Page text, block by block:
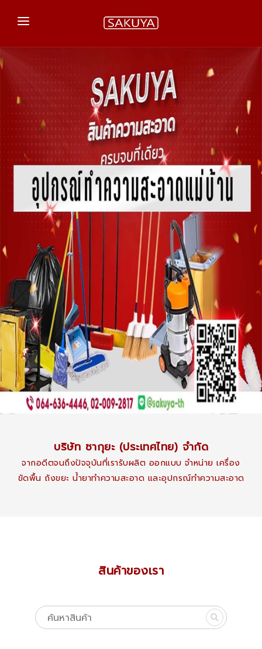
หน้าแรก
เกร็ดความรู้
ติดต่อเรา
บริษัท ซากุยะ (ประเทศไทย) จำกัด
จากอดีตจนถึงปัจจุบันที่เรารับผลิต ออกแบบ จำหน่าย เครื่อง
ขัดพื้น ถังขยะ นํ้ายาทำความสะอาด และอุปกรณ์ทำความสะอาด
สินค้าของเรา